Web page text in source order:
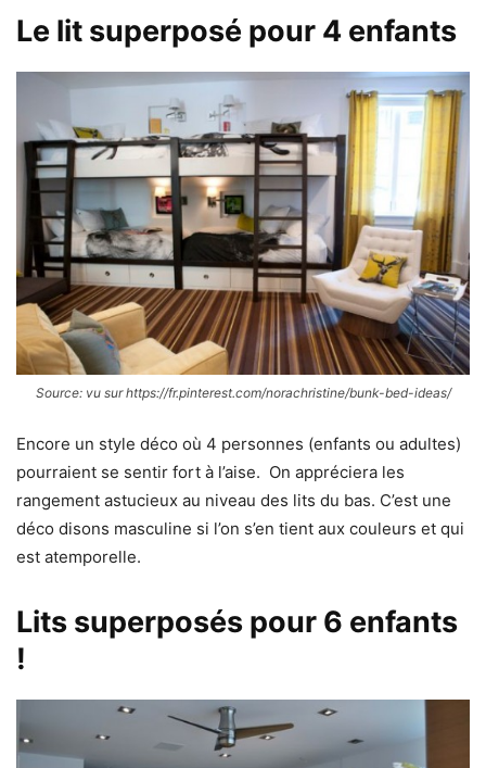
Le lit superposé pour 4 enfants
Source: vu sur https://fr.pinterest.com/norachristine/bunk-bed-ideas/
Encore un style déco où 4 personnes (enfants ou adultes)
pourraient se sentir fort à l’aise. On appréciera les
rangement astucieux au niveau des lits du bas. C’est une
déco disons masculine si l’on s’en tient aux couleurs et qui
est atemporelle.
Lits superposés pour 6 enfants
!